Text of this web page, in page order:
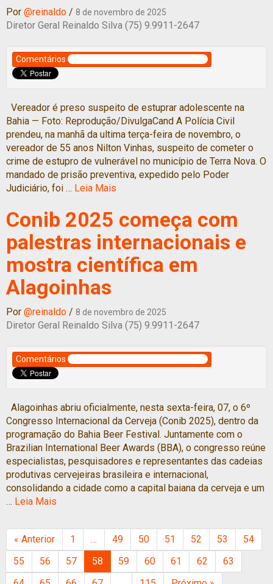
Por @reinaldo / 8 de novembro de 2025
Diretor Geral Reinaldo Silva (75) 9.9911-2647
Comentários
Vereador é preso suspeito de estuprar adolescente na
Bahia — Foto: Reprodução/DivulgaCand A Polícia Civil
prendeu, na manhã da ultima terça-feira de novembro, o
vereador de 55 anos Nilton Vinhas, suspeito de cometer o
crime de estupro de vulnerável no município de Terra Nova. O
mandado de prisão preventiva, expedido pelo Poder
Judiciário, foi … Leia Mais
Conib 2025 começa com
palestras internacionais e
mostra científica em
Alagoinhas
Por @reinaldo / 8 de novembro de 2025
Diretor Geral Reinaldo Silva (75) 9.9911-2647
Comentários
Alagoinhas abriu oficialmente, nesta sexta-feira, 07, o 6º
Congresso Internacional da Cerveja (Conib 2025), dentro da
programação do Bahia Beer Festival. Juntamente com o
Brazilian International Beer Awards (BBA), o congresso reúne
especialistas, pesquisadores e representantes das cadeias
produtivas cervejeiras brasileira e internacional,
consolidando a cidade como a capital baiana da cerveja e um
… Leia Mais
« Anterior 1 … 49 50 51 52 53
54
55
56 57 58 59 60 61 62
63